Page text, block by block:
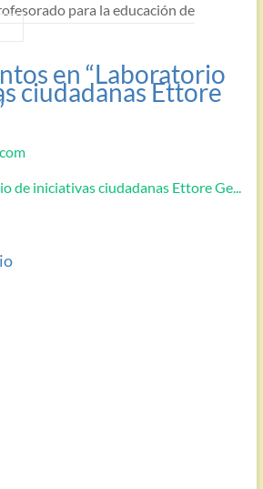
para la educación de
en “Laboratorio
ciudadanas Ettore
de iniciativas ciudadanas Ettore Ge...